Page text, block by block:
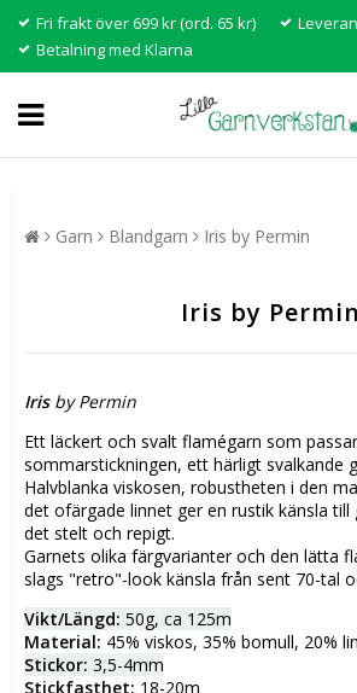
Fri frakt över 699 kr (ord. 65 kr)
Betalning med Klarna
Garn Blandgarn Iris by Permin
Iris by Permin
Iris by Permin
Ett läckert och svalt flamégarn som
sommarstickningen, ett härligt svalkande
Halvblanka viskosen, robustheten i den
det ofärgade linnet ger en rustik känsla
det stelt och repigt.
Garnets olika färgvarianter och den lätta
slags "retro"-look känsla från sent 70-tal
Vikt/Längd: 50g, ca 125m
Material: 45% viskos, 35% bomull, 20% lin
Stickor: 3,5-4mm
Stickfasthet: 18-20m